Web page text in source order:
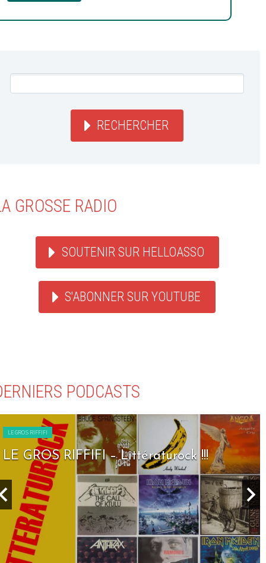
RECHERCHER
GROSSE RADIO
SOUTENIR SUR HELLOASSO
S'ABONNER SUR YOUTUBE
PODCASTS
LE GROS RIFFIFI
LE GROS RIFFIFI – Seven Days To Rock !!!